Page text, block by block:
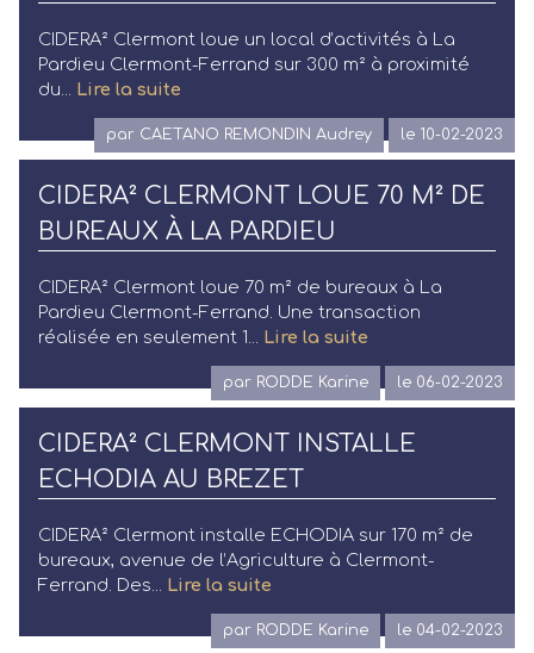
CIDERA² Clermont loue un local d’activités à La
Pardieu Clermont-Ferrand sur 300 m² à proximité
du...
Lire la suite
par CAETANO REMONDIN Audrey le 10-02-2023
CIDERA² CLERMONT LOUE 70 M² DE
BUREAUX À LA PARDIEU
CIDERA² Clermont loue 70 m² de bureaux à La
Pardieu Clermont-Ferrand. Une transaction
réalisée en seulement 1...
Lire la suite
par RODDE Karine le 06-02-2023
CIDERA² CLERMONT INSTALLE
ECHODIA AU BREZET
CIDERA² Clermont installe ECHODIA sur 170 m² de
bureaux, avenue de l’Agriculture à Clermont-
Ferrand. Des...
Lire la suite
par RODDE Karine le 04-02-2023